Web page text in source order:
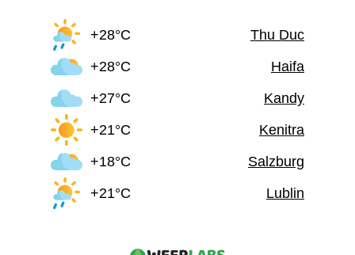
+28°C
Thu Duc
+28°C
Haifa
+27°C
Kandy
+21°C
Kenitra
+18°C
Salzburg
+21°C
Lublin